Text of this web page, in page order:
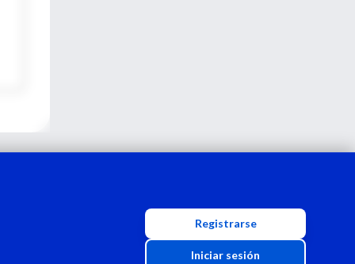
Registrarse
Iniciar sesión